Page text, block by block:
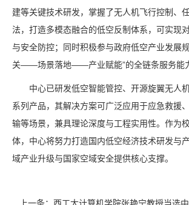
建等关键技术研发，掌握了无人机飞行控制、
法，打造多模态融合的低空反制体系，可实现
与安全防控；同时积极参与政府低空产业发展
关——场景落地——产业赋能”的全链条服务能
中心已研发低空智能管控、开源旋翼无人
系列产品，其解决方案可广泛应用于应急救援
输等场景，兼具理论深度与工程实用性。作为
体，中心将努力打造国内低空经济技术研发与
域产业升级与国家空域安全提供核心支撑。